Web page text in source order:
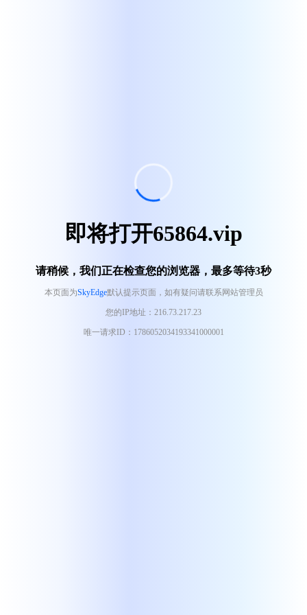
即将打开65864.vip
请稍候，我们正在检查您的浏览器，最多等待3秒
本页面为SkyEdge默认提示页面，如有疑问请联系网站管理员
您的IP地址：216.73.217.23
唯一请求ID：1786052034193341000001